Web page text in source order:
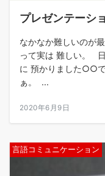
プレゼンテーシ
なかなか難しいのが
って実は 難しい。
に 預かりました○○
ぁ。 ...
2020年6月9日
言語コミュニケーション